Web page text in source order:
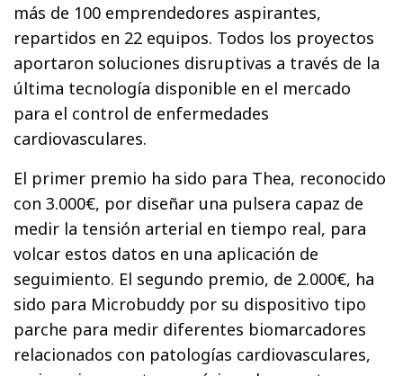
más de 100 emprendedores aspirantes,
repartidos en 22 equipos. Todos los proyectos
aportaron soluciones disruptivas a través de la
última tecnología disponible en el mercado
para el control de enfermedades
cardiovasculares.
El primer premio ha sido para Thea, reconocido
con 3.000€, por diseñar una pulsera capaz de
medir la tensión arterial en tiempo real, para
volcar estos datos en una aplicación de
seguimiento. El segundo premio, de 2.000€, ha
sido para Microbuddy por su dispositivo tipo
parche para medir diferentes biomarcadores
relacionados con patologías cardiovasculares,